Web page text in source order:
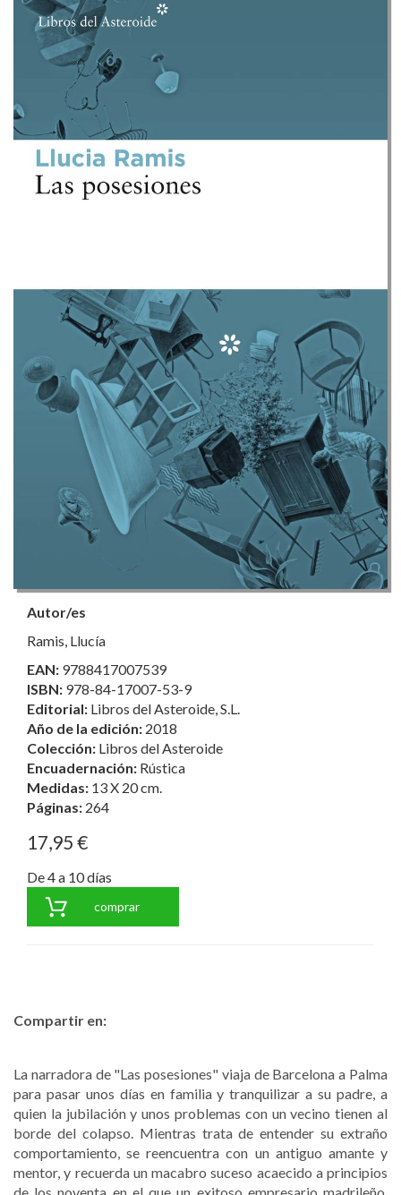
Autor/es
Ramis, Llucía
EAN: 9788417007539
ISBN: 978-84-17007-53-9
Editorial: Libros del Asteroide, S.L.
Año de la edición: 2018
Colección: Libros del Asteroide
Encuadernación: Rústica
Medidas: 13 X 20 cm.
Páginas: 264
17,95 €
De 4 a 10 días
comprar
Compartir en:
La narradora de "Las posesiones" viaja de Barcelona a Palma
para pasar unos días en familia y tranquilizar a su padre, a
quien la jubilación y unos problemas con un vecino tienen al
borde del colapso. Mientras trata de entender su extraño
comportamiento, se reencuentra con un antiguo amante y
mentor, y recuerda un macabro suceso acaecido a principios